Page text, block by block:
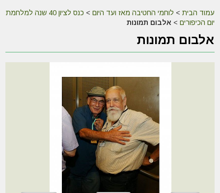
עמוד הבית > לוחמי החטיבה מאז ועד היום >
כנס לציון 40 שנה למלחמת
יום הכיפורים > אלבום תמונות
אלבום תמונות